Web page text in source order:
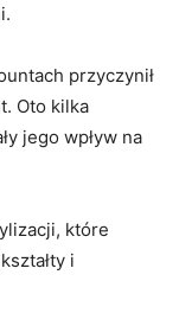
przyczynił
Oto kilka
jego wpływ na
które
i